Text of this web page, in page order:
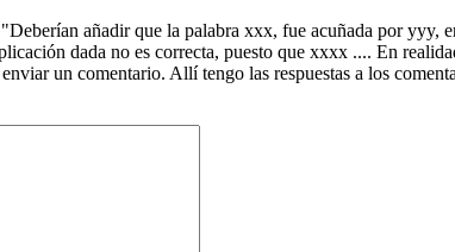
añadir que la palabra xxx, fue acuñada por yyy,
dada no es correcta, puesto que xxxx .... En
enviar un comentario. Allí tengo las respuestas a los